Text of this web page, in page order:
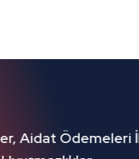
Kat Malikleri